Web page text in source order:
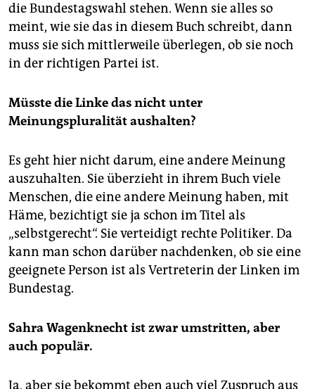
die Bundestagswahl stehen. Wenn sie alles so
meint, wie sie das in diesem Buch schreibt, dann
muss sie sich mittlerweile überlegen, ob sie noch
in der richtigen Partei ist.
Müsste die Linke das nicht unter
Meinungspluralität aushalten?
Es geht hier nicht darum, eine andere Meinung
auszuhalten. Sie überzieht in ihrem Buch viele
Menschen, die eine andere Meinung haben, mit
Häme, bezichtigt sie ja schon im Titel als
„selbstgerecht“. Sie verteidigt rechte Politiker. Da
kann man schon darüber nachdenken, ob sie eine
geeignete Person ist als Vertreterin der Linken im
Bundestag.
Sahra Wagenknecht ist zwar umstritten, aber
auch populär.
Ja, aber sie bekommt eben auch viel Zuspruch aus